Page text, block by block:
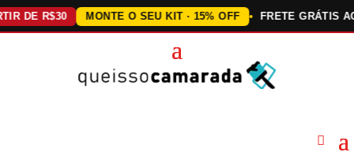
R$30 MONTE O SEU KIT · 15% OFF FRETE GRÁTIS ACIMA